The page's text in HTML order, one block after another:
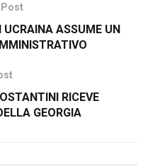
UCRAINA ASSUME UN
RICEVE
GEORGIA